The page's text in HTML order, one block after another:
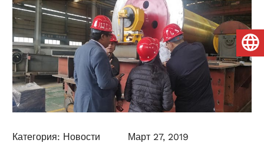
Категория: Новости Март 27, 2019